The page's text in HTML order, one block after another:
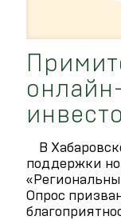
В
поддержки
Опрос